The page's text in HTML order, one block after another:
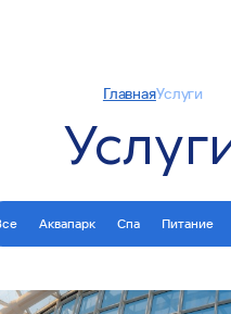
ГлавнаяУслуги
Аквапарк Спа Питание